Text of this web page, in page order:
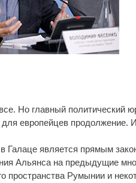
Но главный политический
европейцев продолжение.
Галаце является прямым
Альянса на предыдущие
пространства Румынии и